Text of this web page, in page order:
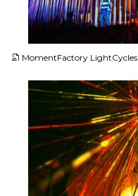
MomentFactory